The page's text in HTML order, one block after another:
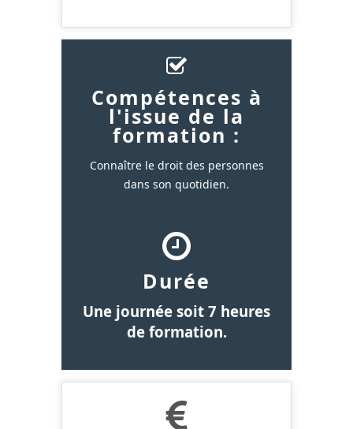
Compétences à
l'issue de la
formation :
Connaître le droit des personnes
dans son quotidien.
Durée
Une journée soit 7 heures
de formation.